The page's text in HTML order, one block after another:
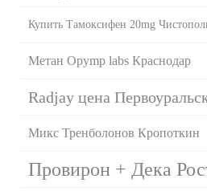
Купить Тамоксифен 20mg
Метан Opymp labs Краснодар
Radjay цена
Микс Тренболонов Кропоткин
Провирон + Дека